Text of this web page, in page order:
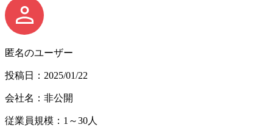
匿名のユーザー
投稿日：2025/01/22
会社名：非公開
従業員規模：1～30人